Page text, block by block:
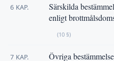
6 KAP.
Särskilda
enligt
(10 §)
7 KAP. Övriga